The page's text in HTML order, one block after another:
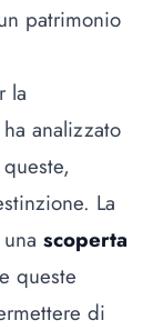
patrimonio
la
analizzato
La
scoperta
queste
di